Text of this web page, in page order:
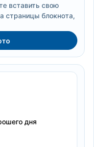
вставить свою
страницы блокнота,